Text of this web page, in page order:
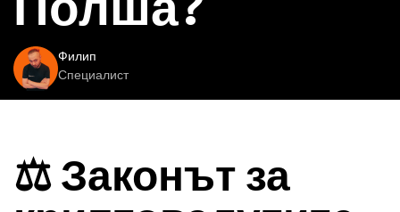
Филип
Специалист
⚖️ Законът за